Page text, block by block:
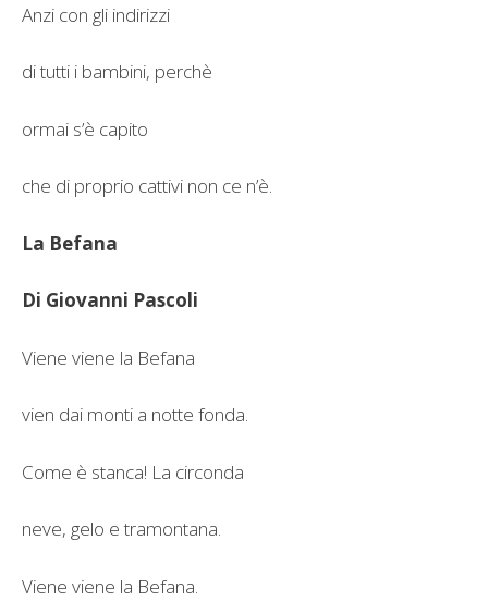
Anzi con gli indirizzi
di tutti i bambini, perchè
ormai s’è capito
che di proprio cattivi non ce n’è.
La Befana
Di Giovanni Pascoli
Viene viene la Befana
vien dai monti a notte fonda.
Come è stanca! La circonda
neve, gelo e tramontana.
Viene viene la Befana.